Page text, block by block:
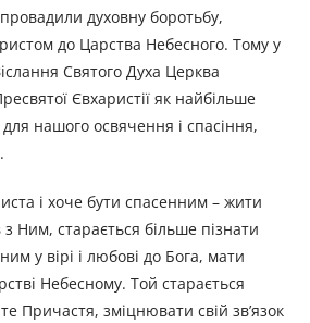
духовну боротьбу,
до Царства Небесного. Тому у
Святого Духа Церква
Євхаристії як найбільше
нашого освячення і спасіння,
і хоче бути спасенним – жити
з Ним, старається більше пізнати
у вірі і любові до Бога, мати
Небесному. Той старається
Причастя, зміцнювати свій зв’язок